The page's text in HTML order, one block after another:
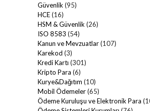
Güvenlik (95)
HCE(16)
HSM & Güvenlik (26)
ISO 8583 (54)
Kanun ve Mevzuatlar(107)
Karekod (3)
Kredi Kartı (301)
Kripto Para (6)
Kurye&Dağıtım (10)
Mobil Ödemeler(65)
Ödeme Kuruluşu ve Elektronik Para